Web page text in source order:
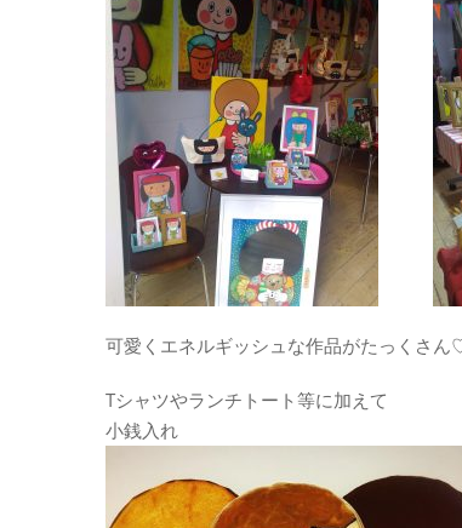
可愛くエネルギッシュな作品がたっくさん
Tシャツやランチトート等に加えて
小銭入れ